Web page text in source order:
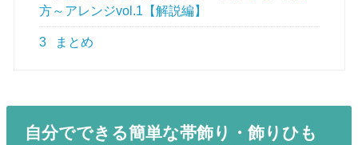
方～アレンジvol.1【解説編】
3 まとめ
自分でできる簡単な帯飾り・飾りひも